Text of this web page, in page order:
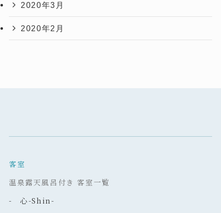
2020年3月
2020年2月
客室
温泉露天風呂付き 客室一覧
- 心-Shin-